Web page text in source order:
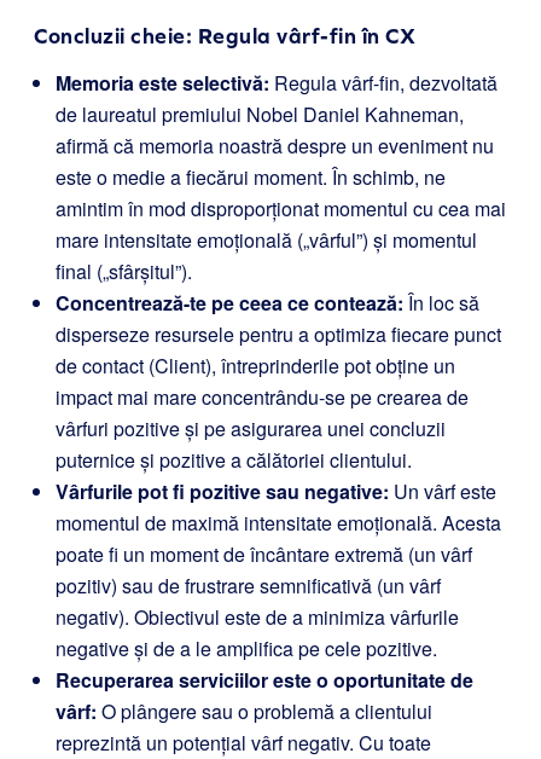
Concluzii cheie: Regula vârf-fin în CX
Memoria este selectivă: Regula vârf-fin, dezvoltată
de laureatul premiului Nobel Daniel Kahneman,
afirmă că memoria noastră despre un eveniment nu
este o medie a fiecărui moment. În schimb, ne
amintim în mod disproporționat momentul cu cea mai
mare intensitate emoțională („vârful”) și momentul
final („sfârșitul”).
Concentrează-te pe ceea ce contează: În loc să
disperseze resursele pentru a optimiza fiecare punct
de contact (Client), întreprinderile pot obține un
impact mai mare concentrându-se pe crearea de
vârfuri pozitive și pe asigurarea unei concluzii
puternice și pozitive a călătoriei clientului.
Vârfurile pot fi pozitive sau negative: Un vârf este
momentul de maximă intensitate emoțională. Acesta
poate fi un moment de încântare extremă (un vârf
pozitiv) sau de frustrare semnificativă (un vârf
negativ). Obiectivul este de a minimiza vârfurile
negative și de a le amplifica pe cele pozitive.
Recuperarea serviciilor este o oportunitate de
vârf: O plângere sau o problemă a clientului
reprezintă un potențial vârf negativ. Cu toate